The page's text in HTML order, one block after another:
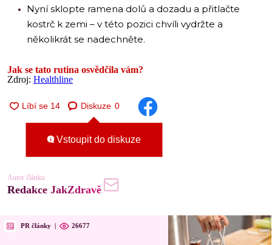
Nyní sklopte ramena dolů a dozadu a přitlačte
kostrč k zemi – v této pozici chvíli vydržte a
několikrát se nadechněte.
Jak se tato rutina osvědčila vám?
Zdroj: Healthline
Diskuze 0
Vstoupit do diskuze
Autor článku
Redakce JakZdravě
PR články | 26677